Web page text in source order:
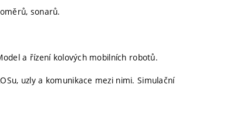
sonarů.
a řízení kolových mobilních robotů.
uzly a komunikace mezi nimi. Simulační